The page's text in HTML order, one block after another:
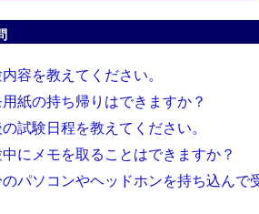
容を教えてください。
紙の持ち帰りはできますか？
試験日程を教えてください。
中にメモを取ることはできますか？
のパソコンやヘッドホンを持ち込んで